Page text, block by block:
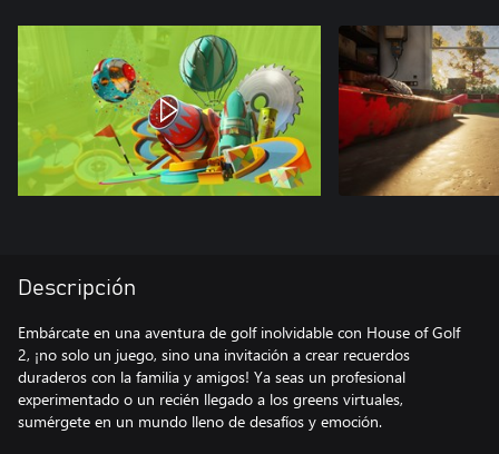
Descripción
Embárcate en una aventura de golf inolvidable con House of Golf
2, ¡no solo un juego, sino una invitación a crear recuerdos
duraderos con la familia y amigos! Ya seas un profesional
experimentado o un recién llegado a los greens virtuales,
sumérgete en un mundo lleno de desafíos y emoción.